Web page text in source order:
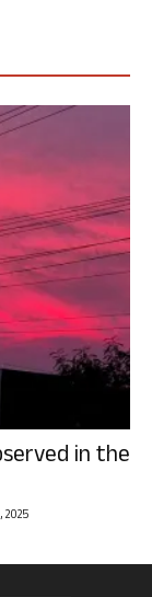
in the
2025